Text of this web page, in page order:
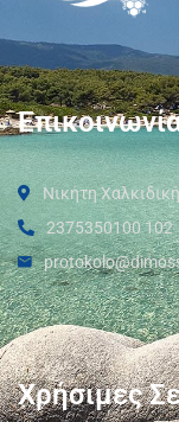
Νικήτη
2375350100 102
Χρήσιμες